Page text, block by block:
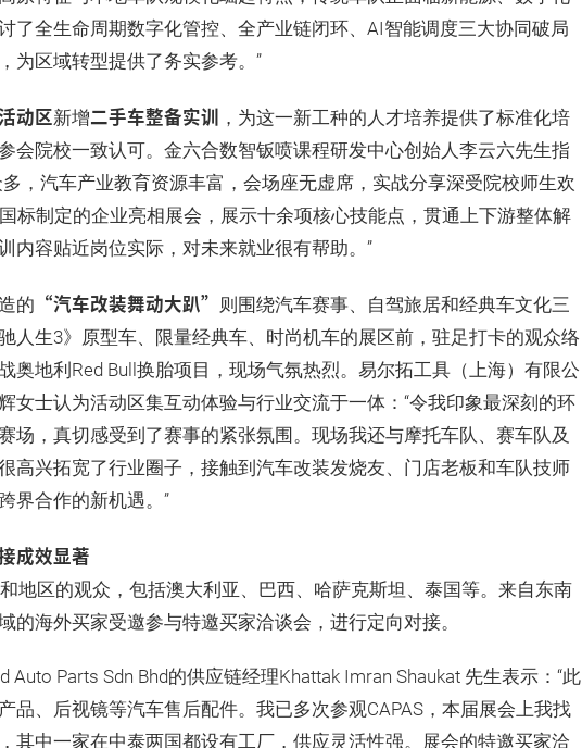
了全生命周期数字化管控、全产业链闭环、AI智能调度三大协同破局
为区域转型提供了务实参考。”
动区新增二手车整备实训 ，为这一新工种的人才培养提供了标准化培
会院校一致认可。金六合数智钣喷课程研发中心创始人李云六先生指
，汽车产业教育资源丰富，会场座无虚席，实战分享深受院校师生欢
标制定的企业亮相展会，展示十余项核心技能点，贯通上下游整体解
内容贴近岗位实际，对未来就业很有帮助。”
的 “汽车改装舞动大趴”
则围绕汽车赛事、自驾旅居和经典车文化三
人生3》原型车、限量经典车、时尚机车的展区前，驻足打卡的观众络
奥地利Red Bull换胎项目，现场气氛热烈。易尔拓工具（上海）有限公
女士认为活动区集互动体验与行业交流于一体：“令我印象最深刻的环
场，真切感受到了赛事的紧张氛围。现场我还与摩托车队、赛车队及
高兴拓宽了行业圈子，接触到汽车改装发烧友、门店老板和车队技师
界合作的新机遇。”
成效显著
地区的观众，包括澳大利亚、巴西、哈萨克斯坦、泰国等。来自东南
的海外买家受邀参与特邀买家洽谈会，进行定向对接。
Auto Parts Sdn Bhd的供应链经理Khattak Imran Shaukat 先生表示：“此
品、后视镜等汽车售后配件。我已多次参观CAPAS，本届展会上我找
其中一家在中泰两国都设有工厂，供应灵活性强。展会的特邀买家洽